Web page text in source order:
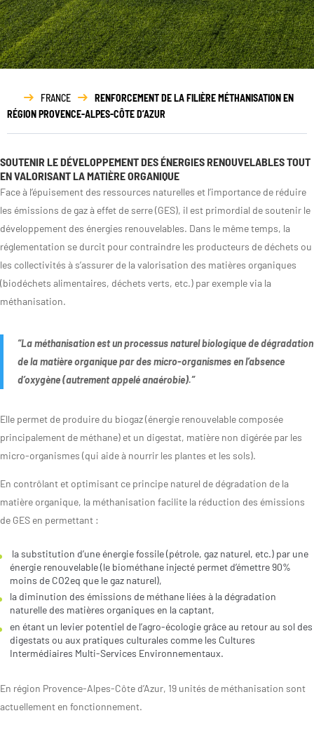
Rapport
d’activité
FRANCE
RENFORCEMENT DE LA FILIÈRE MÉTHANISATION EN
RÉGION PROVENCE-ALPES-CÔTE D’AZUR
SOUTENIR LE DÉVELOPPEMENT DES ÉNERGIES RENOUVELABLES TOUT
EN VALORISANT LA MATIÈRE ORGANIQUE
Face à l’épuisement des ressources naturelles et l’importance de réduire
les émissions de gaz à effet de serre (GES), il est primordial de soutenir le
développement des énergies renouvelables. Dans le même temps, la
réglementation se durcit pour contraindre les producteurs de déchets ou
les collectivités à s’assurer de la valorisation des matières organiques
(biodéchets alimentaires, déchets verts, etc.) par exemple via la
méthanisation.
“La méthanisation est un processus naturel biologique de dégradation
de la matière organique par des micro-organismes en l’absence
d’oxygène (autrement appelé anaérobie).”
Elle permet de produire du biogaz (énergie renouvelable composée
principalement de méthane) et un digestat, matière non digérée par les
micro-organismes (qui aide à nourrir les plantes et les sols).
En contrôlant et optimisant ce principe naturel de dégradation de la
matière organique, la méthanisation facilite la réduction des émissions
de GES en permettant :
la substitution d’une énergie fossile (pétrole, gaz naturel, etc.) par une
énergie renouvelable (le biométhane injecté permet d’émettre 90%
moins de CO2eq que le gaz naturel),
la diminution des émissions de méthane liées à la dégradation
naturelle des matières organiques en la captant,
en étant un levier potentiel de l’agro-écologie grâce au retour au sol des
digestats ou aux pratiques culturales comme les Cultures
Intermédiaires Multi-Services Environnementaux.
En région Provence-Alpes-Côte d’Azur, 19 unités de méthanisation sont
actuellement en fonctionnement.